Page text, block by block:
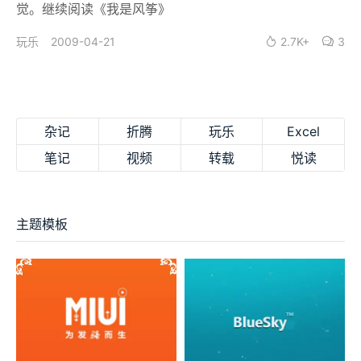
觉。继续阅读《我是风筝》
玩乐 2009-04-21 2.7K+ 3
杂记 折腾 玩乐
Excel
笔记
视频 转载 悦读
主题模板